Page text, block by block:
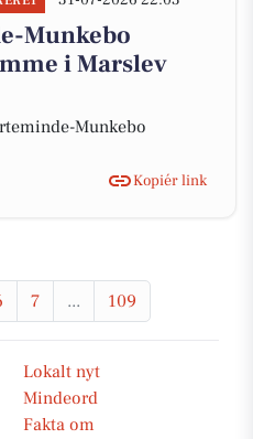
Munkebo
i Marslev
Munkebo
Kopiér link
7 ... 109
Lokalt nyt
Mindeord
Fakta om